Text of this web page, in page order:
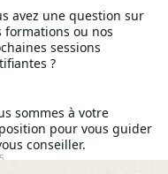
avez une question sur
formations ou nos
sessions
?
sommes à votre
pour vous guider
conseiller.